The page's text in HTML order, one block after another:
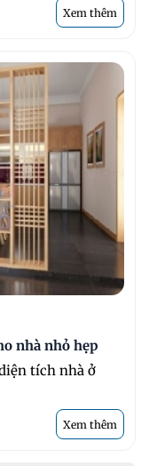
Xem thêm
nhà nhỏ hẹp
tích nhà ở
Xem thêm